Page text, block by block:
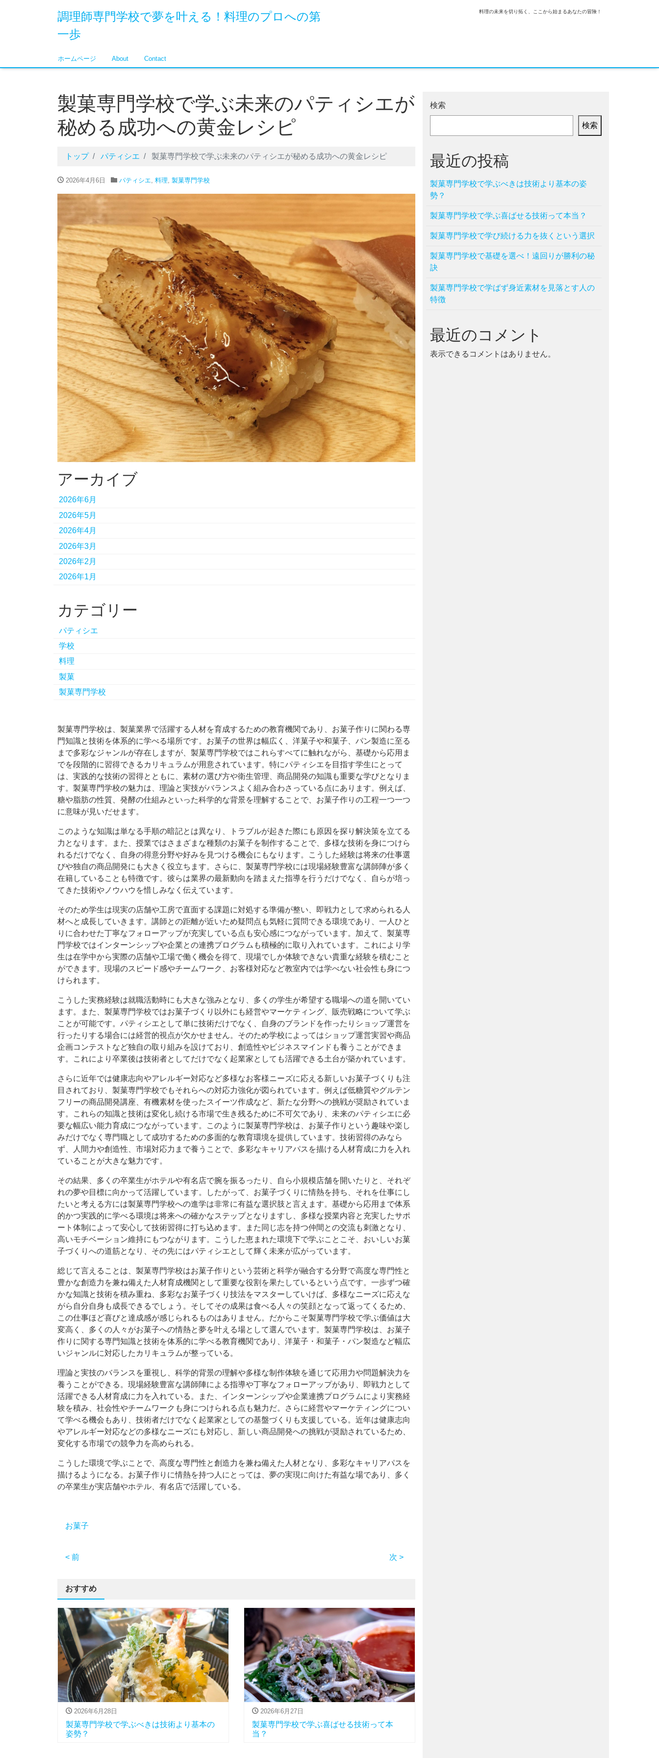
調理師専門学校で夢を叶える！料理のプロへの第
一歩
料理の未来を切り拓く、ここから始まるあなたの冒険！
ホームページ About Contact
製菓専門学校で学ぶ未来のパティシエが
秘める成功への黄金レシピ
トップ パティシエ 製菓専門学校で学ぶ未来のパティシエが秘める成功への黄金レシピ
2026年4月6日 パティシエ 料理 製菓専門学校
アーカイブ
2026年6月
2026年5月
2026年4月
2026年3月
2026年2月
2026年1月
カテゴリー
パティシエ
学校
料理
製菓
製菓専門学校
製菓専門学校は、製菓業界で活躍する人材を育成するための教育機関であり、お菓子作りに関わる専
門知識と技術を体系的に学べる場所です。 お菓子の世界は幅広く、洋菓子や和菓子、パン製造に至る
まで多彩なジャンルが存在しますが、製菓専門学校ではこれらすべてに触れながら、基礎から応用ま
でを段階的に習得できるカリキュラムが用意されています。特にパティシエを目指す学生にとって
は、実践的な技術の習得とともに、素材の選び方や衛生管理、商品開発の知識も重要な学びとなりま
す。製菓専門学校の魅力は、理論と実技がバランスよく組み合わさっている点にあります。例えば、
糖や脂肪の性質、発酵の仕組みといった科学的な背景を理解することで、お菓子作りの工程一つ一つ
に意味が見いだせます。
このような知識は単なる手順の暗記とは異なり、トラブルが起きた際にも原因を探り解決策を立てる
力となります。また、授業ではさまざまな種類のお菓子を制作することで、多様な技術を身につけら
れるだけでなく、自身の得意分野や好みを見つける機会にもなります。こうした経験は将来の仕事選
びや独自の商品開発にも大きく役立ちます。さらに、製菓専門学校には現場経験豊富な講師陣が多く
在籍していることも特徴です。彼らは業界の最新動向を踏まえた指導を行うだけでなく、自らが培っ
てきた技術やノウハウを惜しみなく伝えています。
そのため学生は現実の店舗や工房で直面する課題に対処する準備が整い、即戦力として求められる人
材へと成長していきます。講師との距離が近いため疑問点も気軽に質問できる環境であり、一人ひと
りに合わせた丁寧なフォローアップが充実している点も安心感につながっています。加えて、製菓専
門学校ではインターンシップや企業との連携プログラムも積極的に取り入れています。これにより学
生は在学中から実際の店舗や工場で働く機会を得て、現場でしか体験できない貴重な経験を積むこと
ができます。現場のスピード感やチームワーク、お客様対応など教室内では学べない社会性も身につ
けられます。
こうした実務経験は就職活動時にも大きな強みとなり、多くの学生が希望する職場への道を開いてい
ます。また、製菓専門学校ではお菓子づくり以外にも経営やマーケティング、販売戦略について学ぶ
ことが可能です。パティシエとして単に技術だけでなく、自身のブランドを作ったりショップ運営を
行ったりする場合には経営的視点が欠かせません。そのため学校によってはショップ運営実習や商品
企画コンテストなど独自の取り組みを設けており、創造性やビジネスマインドも養うことができま
す。これにより卒業後は技術者としてだけでなく起業家としても活躍できる土台が築かれています。
さらに近年では健康志向やアレルギー対応など多様なお客様ニーズに応える新しいお菓子づくりも注
目されており、製菓専門学校でもそれらへの対応力強化が図られています。例えば低糖質やグルテン
フリーの商品開発講座、有機素材を使ったスイーツ作成など、新たな分野への挑戦が奨励されていま
す。これらの知識と技術は変化し続ける市場で生き残るために不可欠であり、未来のパティシエに必
要な幅広い能力育成につながっています。このように製菓専門学校は、お菓子作りという趣味や楽し
みだけでなく専門職として成功するための多面的な教育環境を提供しています。技術習得のみなら
ず、人間力や創造性、市場対応力まで養うことで、多彩なキャリアパスを描ける人材育成に力を入れ
ていることが大きな魅力です。
その結果、多くの卒業生がホテルや有名店で腕を振るったり、自ら小規模店舗を開いたりと、それぞ
れの夢や目標に向かって活躍しています。したがって、お菓子づくりに情熱を持ち、それを仕事にし
たいと考える方には製菓専門学校への進学は非常に有益な選択肢と言えます。基礎から応用まで体系
的かつ実践的に学べる環境は将来への確かなステップとなりますし、多様な授業内容と充実したサポ
ート体制によって安心して技術習得に打ち込めます。また同じ志を持つ仲間との交流も刺激となり、
高いモチベーション維持にもつながります。こうした恵まれた環境下で学ぶことこそ、おいしいお菓
子づくりへの道筋となり、その先にはパティシエとして輝く未来が広がっています。
総じて言えることは、製菓専門学校はお菓子作りという芸術と科学が融合する分野で高度な専門性と
豊かな創造力を兼ね備えた人材育成機関として重要な役割を果たしているという点です。一歩ずつ確
かな知識と技術を積み重ね、多彩なお菓子づくり技法をマスターしていけば、多様なニーズに応えな
がら自分自身も成長できるでしょう。そしてその成果は食べる人々の笑顔となって返ってくるため、
この仕事ほど喜びと達成感が感じられるものはありません。だからこそ製菓専門学校で学ぶ価値は大
変高く、多くの人々がお菓子への情熱と夢を叶える場として選んでいます。製菓専門学校は、お菓子
作りに関する専門知識と技術を体系的に学べる教育機関であり、洋菓子・和菓子・パン製造など幅広
いジャンルに対応したカリキュラムが整っている。
理論と実技のバランスを重視し、科学的背景の理解や多様な制作体験を通じて応用力や問題解決力を
養うことができる。現場経験豊富な講師陣による指導や丁寧なフォローアップがあり、即戦力として
活躍できる人材育成に力を入れている。また、インターンシップや企業連携プログラムにより実務経
験を積み、社会性やチームワークも身につけられる点も魅力だ。さらに経営やマーケティングについ
て学べる機会もあり、技術者だけでなく起業家としての基盤づくりも支援している。近年は健康志向
やアレルギー対応などの多様なニーズにも対応し、新しい商品開発への挑戦が奨励されているため、
変化する市場での競争力を高められる。
こうした環境で学ぶことで、高度な専門性と創造力を兼ね備えた人材となり、多彩なキャリアパスを
描けるようになる。お菓子作りに情熱を持つ人にとっては、夢の実現に向けた有益な場であり、多く
の卒業生が実店舗やホテル、有名店で活躍している。
お菓子
< 前 次 >
おすすめ
2026年6月28日
製菓専門学校で学ぶべきは技術より基本の
姿勢？
2026年6月27日
製菓専門学校で学ぶ喜ばせる技術って本
当？
検索
検索
最近の投稿
製菓専門学校で学ぶべきは技術より基本の姿
勢？
製菓専門学校で学ぶ喜ばせる技術って本当？
製菓専門学校で学び続ける力を抜くという選択
製菓専門学校で基礎を選べ！遠回りが勝利の秘
訣
製菓専門学校で学ばず身近素材を見落とす人の
特徴
最近のコメント
表示できるコメントはありません。